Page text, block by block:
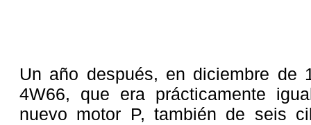
Un año después, en diciembre de
4W66, que era prácticamente
nuevo motor P, también de seis